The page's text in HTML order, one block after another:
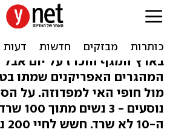
130 טבעו למוות
"רק החזקים שרדו"
בארץ המגף הוכרז על יום אבל
המהגרים האפריקנים שמתו
נוסעים
ה-10 לא שרד. חשש לחיי 200 נעדרים